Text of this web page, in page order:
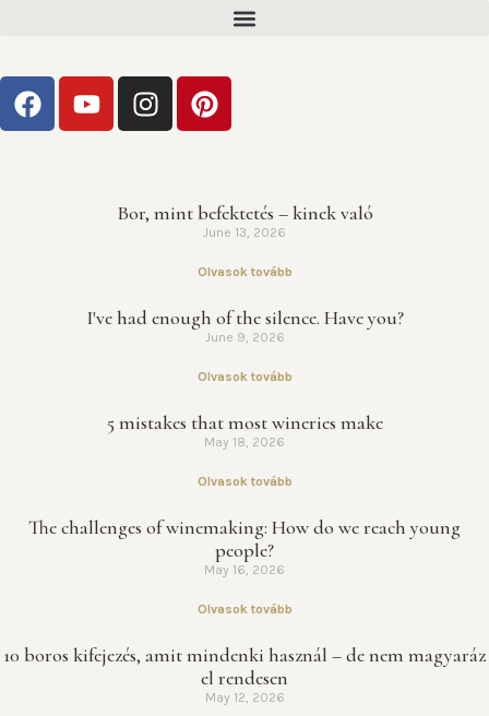
Bor, mint befektetés – kinek való
June 13, 2026
Olvasok tovább
I've had enough of the silence. Have you?
June 9, 2026
Olvasok tovább
5 mistakes that most wineries make
May 18, 2026
Olvasok tovább
The challenges of winemaking: How do we reach young
people?
May 16, 2026
Olvasok tovább
10 boros kifejezés, amit mindenki használ – de nem magyaráz
el rendesen
May 12, 2026